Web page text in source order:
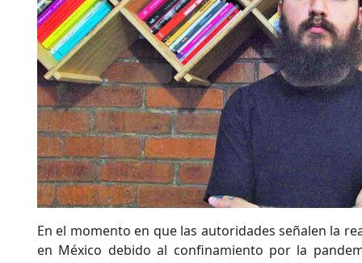
En el momento en que las autoridades señalen la
en México debido al confinamiento por la